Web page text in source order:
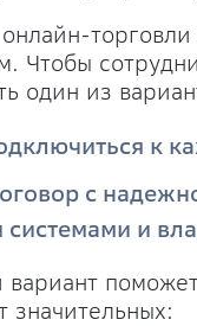
Чтобы
один из
к
с
и
вариант
значительных: